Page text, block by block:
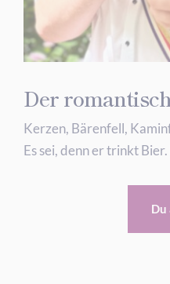
Der
Kerzen, Bärenfell,
Es sei, denn er trinkt
Du